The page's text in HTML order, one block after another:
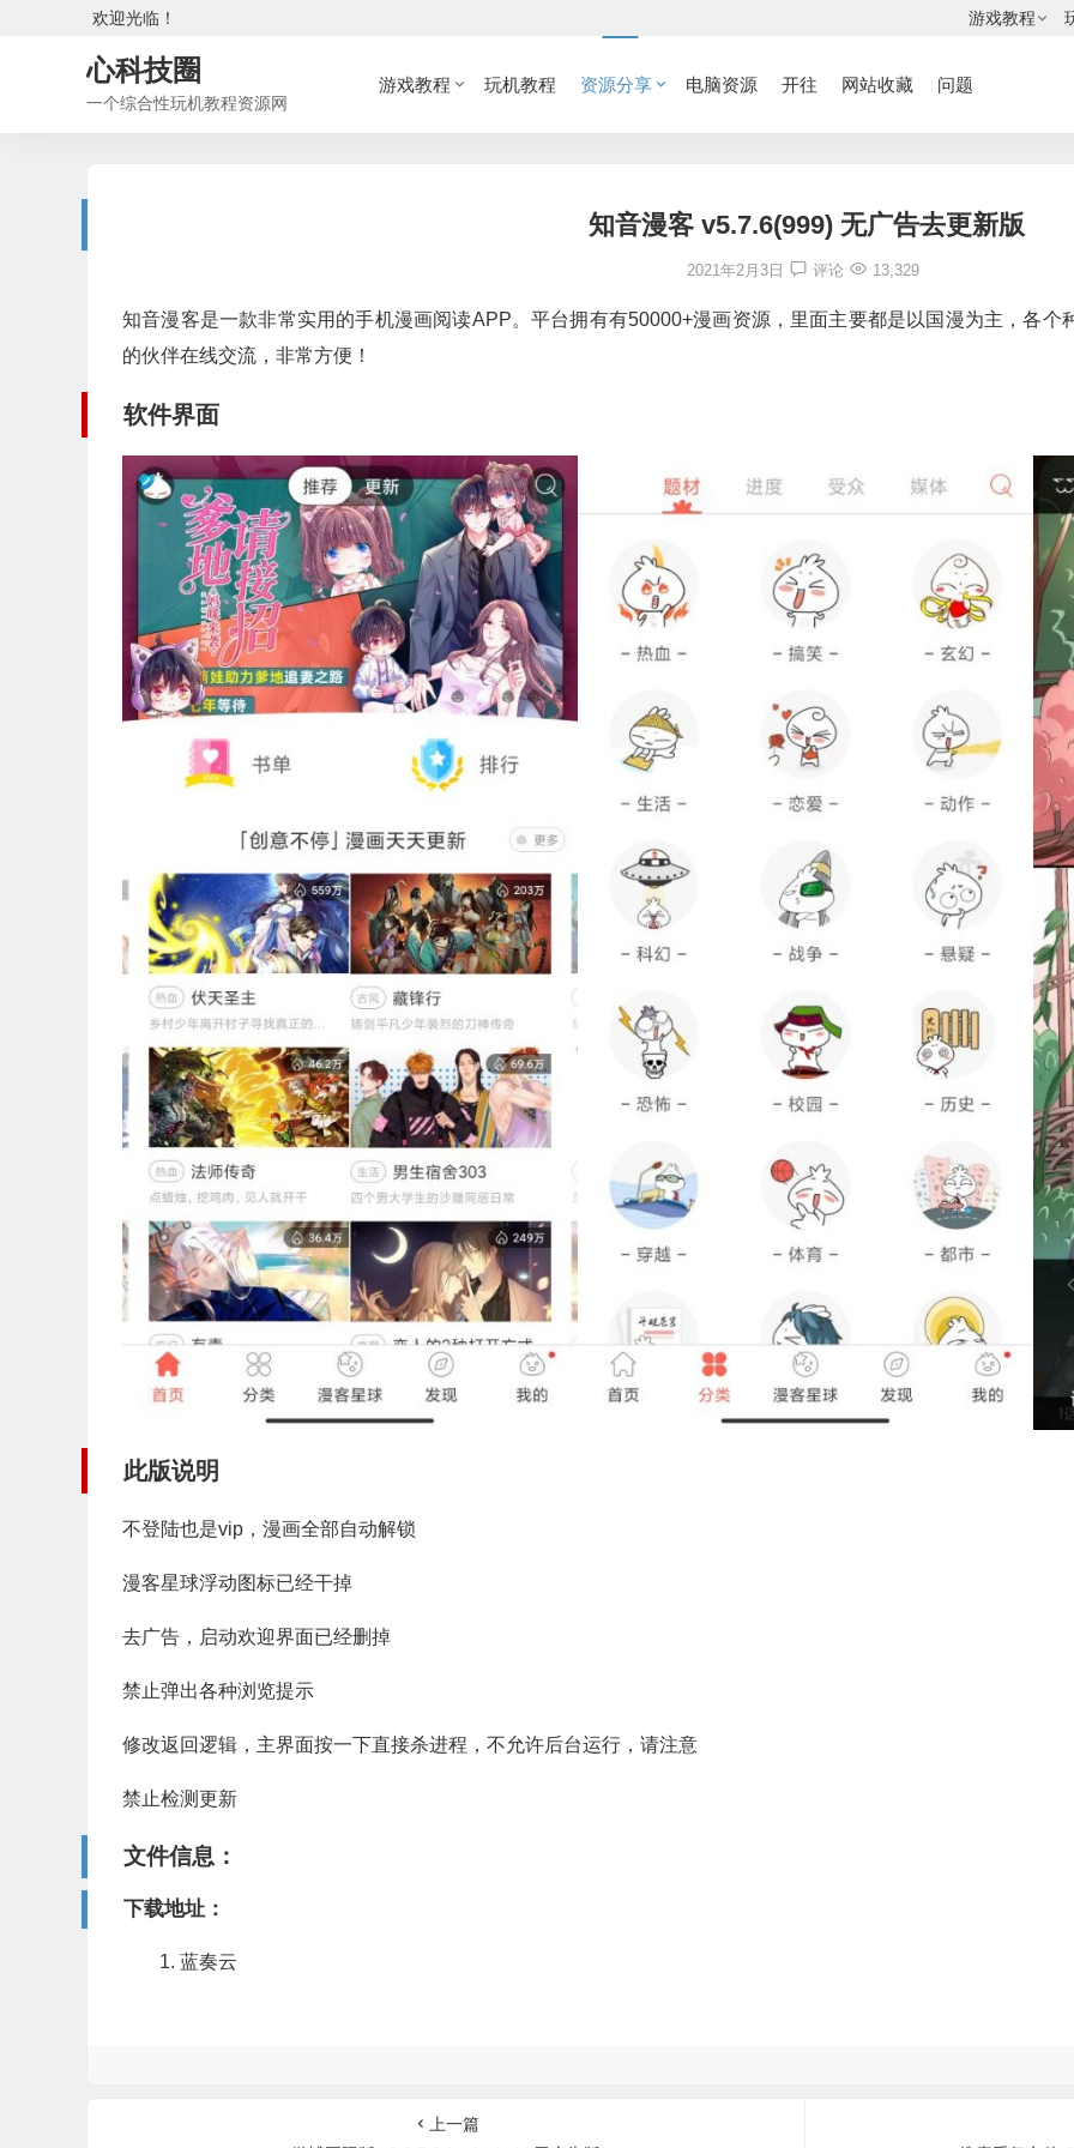
欢迎光临！ 游戏教程
心科技圈
一个综合性玩机教程资源网
游戏教程 玩机教程 资源分享 电脑资源 开往 网站收藏 问题
知音漫客 v5.7.6(999) 无广告去更新版
2021年2月3日 评论 13,329
知音漫客是一款非常实用的手机漫画阅读APP。平台拥有有50000+漫画资源，里面主要都是以国漫为主，各
的伙伴在线交流，非常方便！
软件界面
此版说明
不登陆也是vip，漫画全部自动解锁
漫客星球浮动图标已经干掉
去广告，启动欢迎界面已经删掉
禁止弹出各种浏览提示
修改返回逻辑，主界面按一下直接杀进程，不允许后台运行，请注意
禁止检测更新
文件信息：
下载地址：
蓝奏云
上一篇